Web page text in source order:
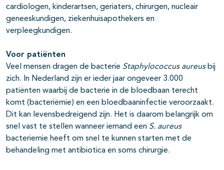
cardiologen, kinderartsen, geriaters, chirurgen, nucleair
geneeskundigen, ziekenhuisapothekers en
verpleegkundigen.
Voor patiënten
Veel mensen dragen de bacterie Staphylococcus aureusbij
zich. In Nederland zijn er ieder jaar ongeveer 3.000
patiënten waarbij de bacterie in de bloedbaan terecht
komt (bacteriëmie) en een bloedbaaninfectie veroorzaakt.
Dit kan levensbedreigend zijn. Het is daarom belangrijk om
snel vast te stellen wanneer iemand een S. aureus
bacteriemie heeft om snel te kunnen starten met de
behandeling met antibiotica en soms chirurgie.